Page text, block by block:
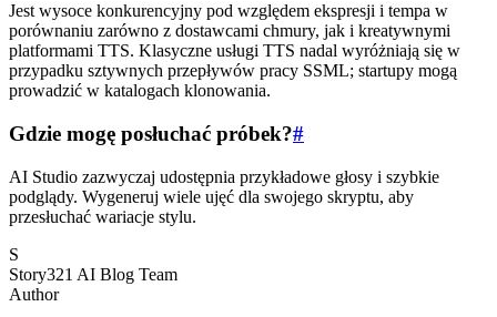
Jest wysoce konkurencyjny pod względem ekspresji i tempa w
porównaniu zarówno z dostawcami chmury, jak i kreatywnymi
platformami TTS. Klasyczne usługi TTS nadal wyróżniają się w
przypadku sztywnych przepływów pracy SSML; startupy mogą
prowadzić w katalogach klonowania.
Gdzie mogę posłuchać próbek?#
AI Studio zazwyczaj udostępnia przykładowe głosy i szybkie
podglądy. Wygeneruj wiele ujęć dla swojego skryptu, aby
przesłuchać wariacje stylu.
S
Story321 AI Blog Team
Author